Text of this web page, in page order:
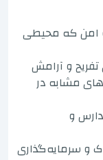
امن که محیطی
و آرامش
مشابه در
و
و سرمایه‌گذاری